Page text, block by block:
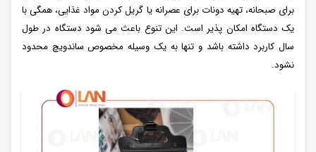
برای صبحانه، تهیه دونات برای عصرانه یا گریل کردن مواد غذایی، همگی با
یک دستگاه امکان پذیر است. این تنوع باعث می شود دستگاه در طول
سال کاربرد داشته باشد و تنها به یک وسیله مخصوص ساندویچ محدود
نشود.